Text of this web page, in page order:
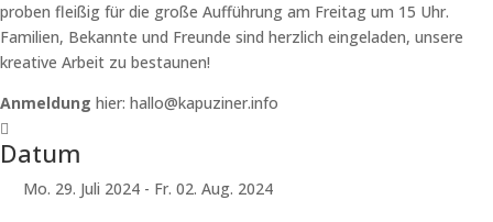
proben fleißig für die große Aufführung am Freitag um 15 Uhr.
Familien, Bekannte und Freunde sind herzlich eingeladen, unsere
kreative Arbeit zu bestaunen!
Anmeldung hier: hallo@kapuziner.info
Datum
Mo. 29. Juli 2024 - Fr. 02. Aug. 2024